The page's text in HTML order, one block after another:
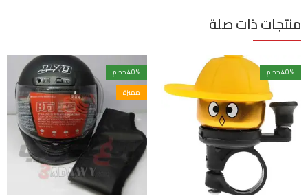
منتجات ذات صلة
40% خصم 40% خصم
مميزة